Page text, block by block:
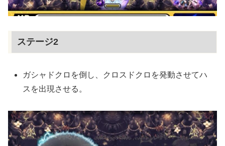
ステージ2
ガシャドクロを倒し、クロスドクロを発動させてハ
スを出現させる。